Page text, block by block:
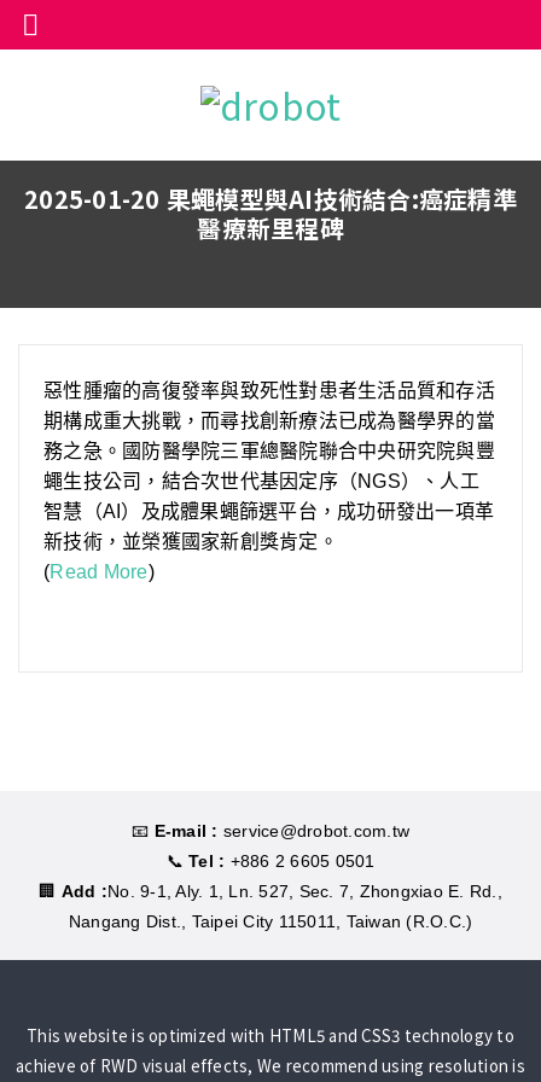
2025-01-20 果蠅模型與AI技術結合:癌症精準
醫療新里程碑
惡性腫瘤的高復發率與致死性對患者生活品質和存活
期構成重大挑戰，而尋找創新療法已成為醫學界的當
務之急。國防醫學院三軍總醫院聯合中央研究院與豐
蠅生技公司，結合次世代基因定序（NGS）、人工
智慧（AI）及成體果蠅篩選平台，成功研發出一項革
新技術，並榮獲國家新創獎肯定。
(Read More)
📧 E-mail : service@drobot.com.tw
📞 Tel : +886 2 6605 0501
🏢 Add :No. 9-1, Aly. 1, Ln. 527, Sec. 7, Zhongxiao E. Rd.,
Nangang Dist., Taipei City 115011, Taiwan (R.O.C.)
This website is optimized with HTML5 and CSS3 technology to
achieve of RWD visual effects, We recommend using resolution is